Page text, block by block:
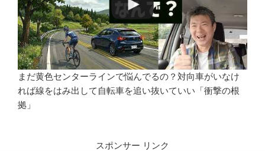
まだ黄色センターラインで悩んでるの？対向車がいなけ
れば線をはみ出して自転車を追い抜いていい「衝撃の根
拠」
スポンサー リンク